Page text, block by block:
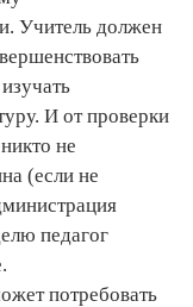
Учитель должен
И от проверки
не
(если не
педагог
потребовать